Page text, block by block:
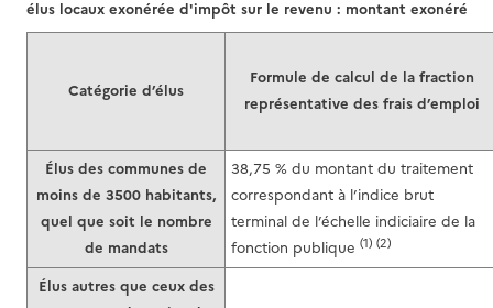
élus locaux exonérée d'impôt sur le revenu : montant exonéré
Catégorie d’élus
Formule de calcul de la fraction
représentative des frais d’emploi
Élus des communes de
moins de 3500 habitants,
quel que soit le nombre
de mandats
38,75 % du montant du traitement
correspondant à l’indice brut
terminal de l’échelle indiciaire de la
fonction publique (1) (2)
Élus autres que ceux des